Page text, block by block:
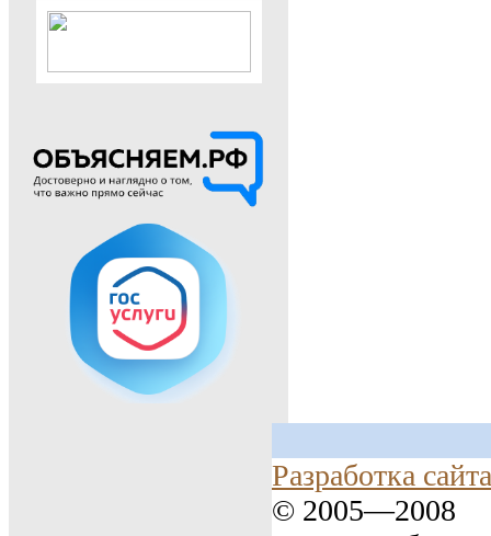
Разработка сайта
© 2005—2008